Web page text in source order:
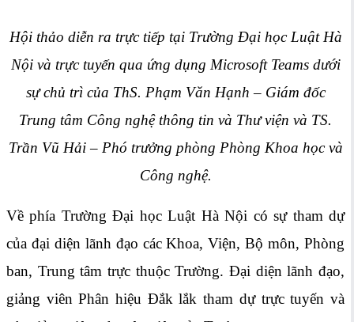
Hội thảo diễn ra trực tiếp tại Trường Đại học Luật Hà
Nội và trực tuyến qua ứng dụng Microsoft Teams dưới
sự chủ trì của ThS. Phạm Văn Hạnh – Giám đốc
Trung tâm Công nghệ thông tin và Thư viện và TS.
Trần Vũ Hải – Phó trưởng phòng Phòng Khoa học và
Công nghệ.
Về phía Trường Đại học Luật Hà Nội có sự tham dự
của đại diện lãnh đạo các Khoa, Viện, Bộ môn, Phòng
ban, Trung tâm trực thuộc Trường. Đại diện lãnh đạo,
giảng viên Phân hiệu Đắk lắk tham dự trực tuyến và